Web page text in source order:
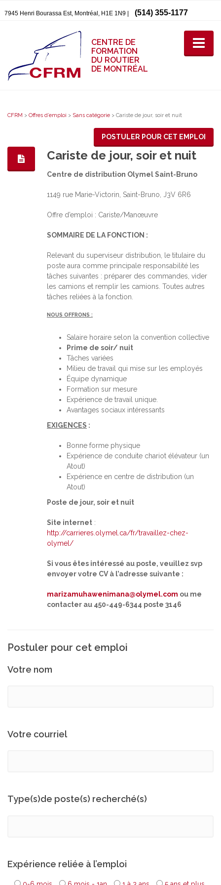
7945 Henri Bourassa Est, Montréal, H1E 1N9 | (514) 355-1177
CENTRE DE
FORMATION
DU ROUTIER
DE MONTRÉAL
CFRM > Offres d’emploi > Sans catégorie > Cariste de jour, soir et nuit
POSTULER POUR CET EMPLOI
Cariste de jour, soir et nuit
Centre de distribution Olymel Saint-Bruno
1149 rue Marie-Victorin, Saint-Bruno, J3V 6R6
Offre d’emploi : Cariste/Manœuvre
SOMMAIRE DE LA FONCTION :
Relevant du superviseur distribution, le titulaire du
poste aura comme principale responsabilité les
tâches suivantes : préparer des commandes, vider
les camions et remplir les camions. Toutes autres
tâches reliées à la fonction.
NOUS OFFRONS :
Salaire horaire selon la convention collective
Prime de soir/ nuit
Tâches variées
Milieu de travail qui mise sur les employés
Équipe dynamique
Formation sur mesure
Expérience de travail unique.
Avantages sociaux intéressants
EXIGENCES :
Bonne forme physique
Expérience de conduite chariot élévateur (un
Atout)
Expérience en centre de distribution (un
Atout)
Poste de jour, soir et nuit
Site internet :
http://carrieres.olymel.ca/fr/travaillez-chez-
olymel/
Si vous êtes intéressé au poste, veuillez svp
envoyer votre CV à l’adresse suivante :
marizamuhawenimana@olymel.com ou me
contacter au 450-449-6344 poste 3146
Postuler pour cet emploi
Votre nom
Votre courriel
Type(s)de poste(s) recherché(s)
Expérience reliée à l’emploi